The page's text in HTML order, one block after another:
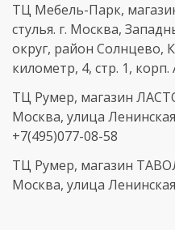
ТЦ Мебель-Парк,
стулья. г. Москва,
округ, район Солнцево,
километр, 4, стр. 1,
ТЦ Румер, магазин
Москва, улица
+7(495)077-08-58
ТЦ Румер, магазин
Москва, улица